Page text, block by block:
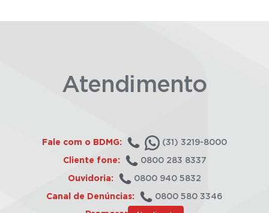
Atendimento
Fale com o BDMG: (31) 3219-8000
Cliente fone: 0800 283 8337
Ouvidoria: 0800 940 5832
Canal de Denúncias: 0800 580 3346